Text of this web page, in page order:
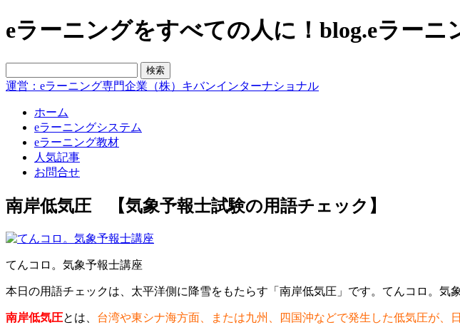
eラーニングをすべての人に！blog.eラーニ
運営：eラーニング専門企業（株）キバンインターナショナル
ホーム
eラーニングシステム
eラーニング教材
人気記事
お問合せ
南岸低気圧 【気象予報士試験の用語チェック】
てんコロ。気象予報士講座
本日の用語チェックは、太平洋側に降雪をもたらす「南岸低気圧」です。てんコロ。
南岸低気圧とは、 台湾や東シナ海方面、または九州、四国沖などで発生した低気圧が、